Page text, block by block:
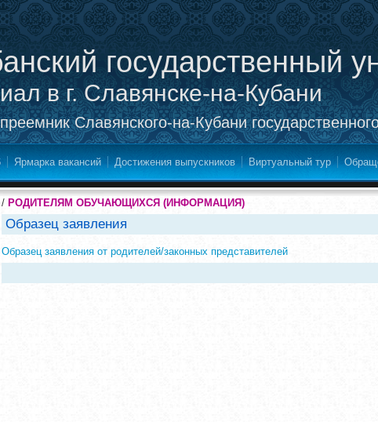
государственный
в г. Славянске-на-Кубани
Славянского-на-Кубани
Ярмарка вакансий Достижения выпускников Виртуальный тур
/ РОДИТЕЛЯМ ОБУЧАЮЩИХСЯ (ИНФОРМАЦИЯ)
Образец заявления
Образец заявления от родителей/законных представителей